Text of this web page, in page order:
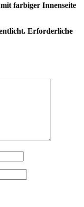
mit farbiger Innenseite
Erforderliche